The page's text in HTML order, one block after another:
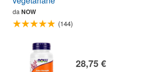
da NOW
(144)
28,75 €